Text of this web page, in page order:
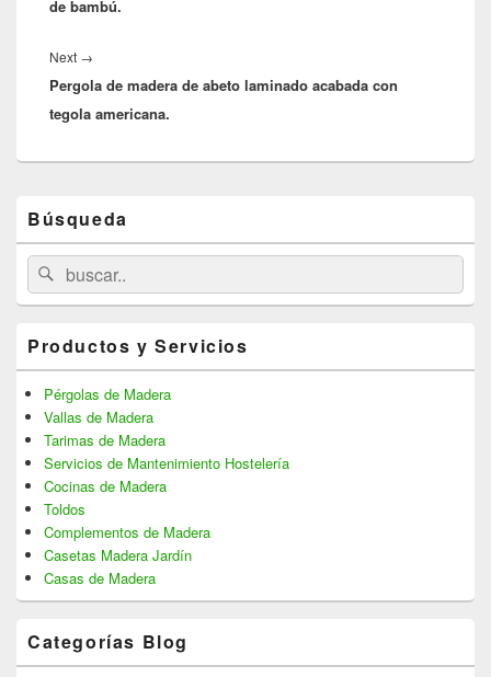
de bambú.
Next →
post:
Pergola de madera de abeto laminado acabada con
tegola americana.
Sidebar
Widget
Area
Búsqueda
Search
for:
Search
Productos y Servicios
Pérgolas de Madera
Vallas de Madera
Tarimas de Madera
Servicios de Mantenimiento Hostelería
Cocinas de Madera
Toldos
Complementos de Madera
Casetas Madera Jardín
Casas de Madera
Categorías Blog